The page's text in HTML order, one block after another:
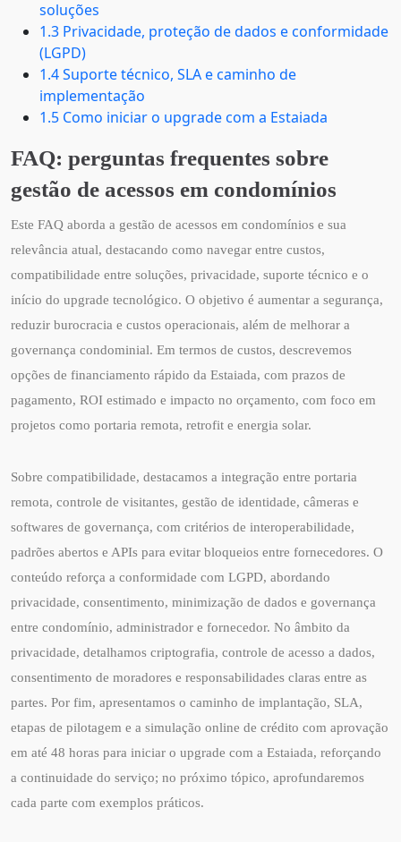
soluções
1.3 Privacidade, proteção de dados e conformidade
(LGPD)
1.4 Suporte técnico, SLA e caminho de
implementação
1.5 Como iniciar o upgrade com a Estaiada
FAQ: perguntas frequentes sobre
gestão de acessos em condomínios
Este FAQ aborda a gestão de acessos em condomínios e sua
relevância atual, destacando como navegar entre custos,
compatibilidade entre soluções, privacidade, suporte técnico e o
início do upgrade tecnológico. O objetivo é aumentar a segurança,
reduzir burocracia e custos operacionais, além de melhorar a
governança condominial. Em termos de custos, descrevemos
opções de financiamento rápido da Estaiada, com prazos de
pagamento, ROI estimado e impacto no orçamento, com foco em
projetos como portaria remota, retrofit e energia solar.
Sobre compatibilidade, destacamos a integração entre portaria
remota, controle de visitantes, gestão de identidade, câmeras e
softwares de governança, com critérios de interoperabilidade,
padrões abertos e APIs para evitar bloqueios entre fornecedores. O
conteúdo reforça a conformidade com LGPD, abordando
privacidade, consentimento, minimização de dados e governança
entre condomínio, administrador e fornecedor. No âmbito da
privacidade, detalhamos criptografia, controle de acesso a dados,
consentimento de moradores e responsabilidades claras entre as
partes. Por fim, apresentamos o caminho de implantação, SLA,
etapas de pilotagem e a simulação online de crédito com aprovação
em até 48 horas para iniciar o upgrade com a Estaiada, reforçando
a continuidade do serviço; no próximo tópico, aprofundaremos
cada parte com exemplos práticos.